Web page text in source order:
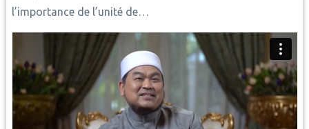
l’importance de l’unité de…